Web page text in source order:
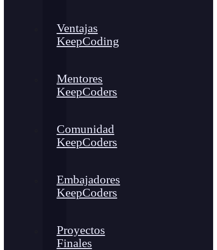
Ventajas
KeepCoding
Mentores
KeepCoders
Comunidad
KeepCoders
Embajadores
KeepCoders
Proyectos
Finales